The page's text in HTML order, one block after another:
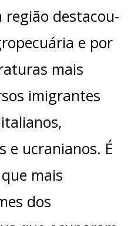
região destacou-
e por
mais
imigrantes
e ucranianos. É
mais
dos